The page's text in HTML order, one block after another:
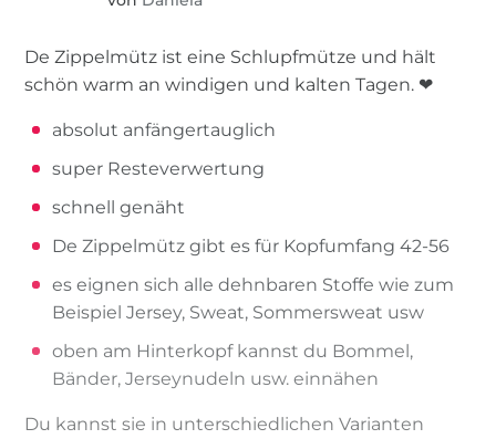
De Zippelmütz ist eine Schlupfmütze und hält
schön warm an windigen und kalten Tagen. ❤
absolut anfängertauglich
super Resteverwertung
schnell genäht
De Zippelmütz gibt es für Kopfumfang 42-56
es eignen sich alle dehnbaren Stoffe wie zum
Beispiel Jersey, Sweat, Sommersweat usw
oben am Hinterkopf kannst du Bommel,
Bänder, Jerseynudeln usw. einnähen
Du kannst sie in unterschiedlichen Varianten